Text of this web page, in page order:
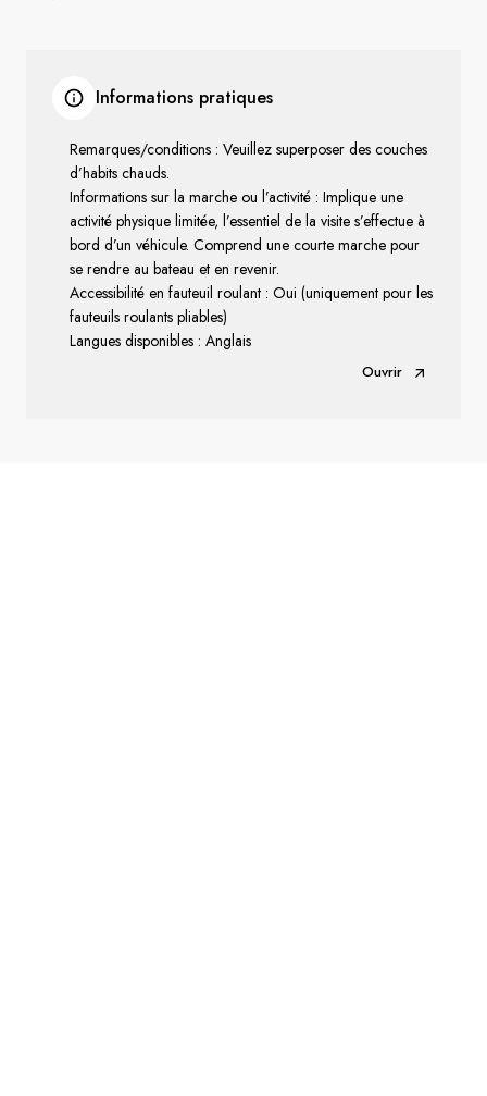
Informations pratiques
Remarques/conditions : Veuillez superposer des couches
d’habits chauds.
Informations sur la marche ou l’activité : Implique une
activité physique limitée, l’essentiel de la visite s’effectue à
bord d’un véhicule. Comprend une courte marche pour
se rendre au bateau et en revenir.
Accessibilité en fauteuil roulant : Oui (uniquement pour les
fauteuils roulants pliables)
Langues disponibles : Anglais
Ouvrir